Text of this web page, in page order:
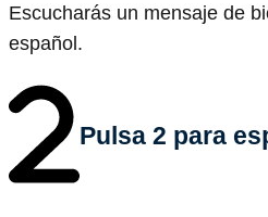
Escucharás un mensaje de
español.
Pulsa 2 para